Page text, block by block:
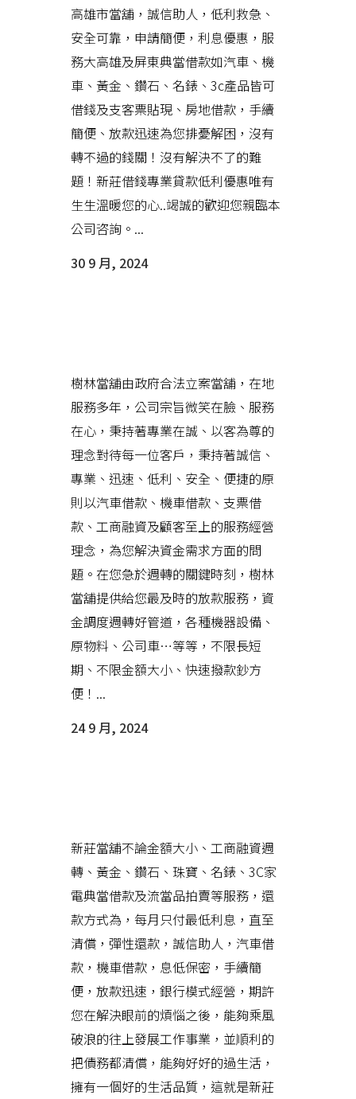
高雄市當舖，誠信助人，低利救急、
安全可靠，申請簡便，利息優惠，服
務大高雄及屏東典當借款如汽車、機
車、黃金、鑽石、名錶、3c產品皆可
借錢及支客票貼現、房地借款，手續
簡便、放款迅速為您排憂解困，沒有
轉不過的錢關！沒有解決不了的難
題！新莊借錢專業貸款低利優惠唯有
生生溫暖您的心..竭誠的歡迎您親臨本
公司咨詢。...
30 9 月, 2024
樹林當舖由政府合法立案當舖，在地
服務多年，公司宗旨微笑在臉、服務
在心，秉持著專業在誠、以客為尊的
理念對待每一位客戶，秉持著誠信、
專業、迅速、低利、安全、便捷的原
則以汽車借款、機車借款、支票借
款、工商融資及顧客至上的服務經營
理念，為您解決資金需求方面的問
題。在您急於週轉的關鍵時刻，樹林
當舖提供給您最及時的放款服務，資
金調度週轉好管道，各種機器設備、
原物料、公司車…等等，不限長短
期、不限金額大小、快速撥款鈔方
便！...
24 9 月, 2024
新莊當舖不論金額大小、工商融資週
轉、黃金、鑽石、珠寶、名錶、3C家
電典當借款及流當品拍賣等服務，還
款方式為，每月只付最低利息，直至
清償，彈性還款，誠信助人，汽車借
款，機車借款，息低保密，手續簡
便，放款迅速，銀行模式經營，期許
您在解決眼前的煩惱之後，能夠乘風
破浪的往上發展工作事業，並順利的
把債務都清償，能夠好好的過生活，
擁有一個好的生活品質，這就是新莊